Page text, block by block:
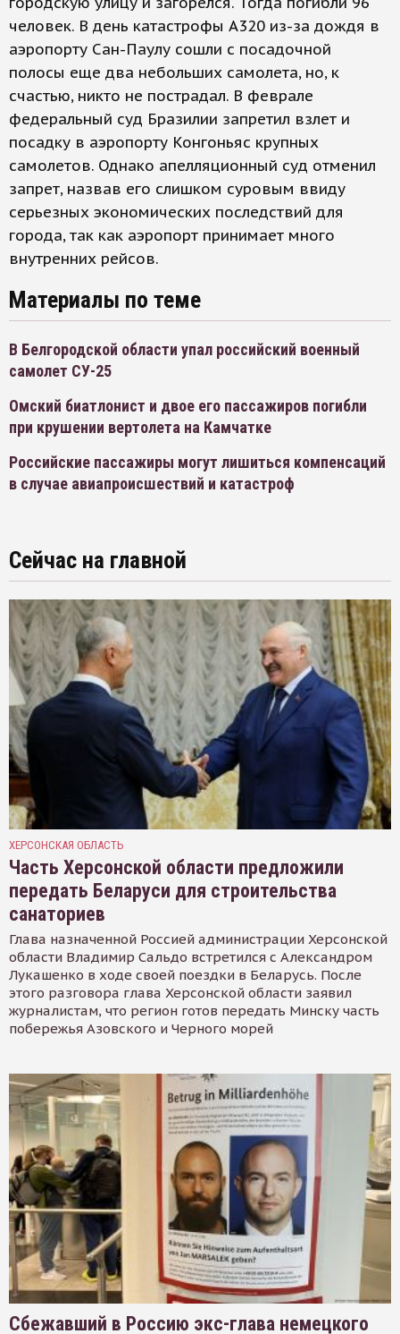
человек. В день катастрофы А320 из-за дождя в
аэропорту Сан-Паулу сошли с посадочной
полосы еще два небольших самолета, но, к
счастью, никто не пострадал. В феврале
федеральный суд Бразилии запретил взлет и
посадку в аэропорту Конгоньяс крупных
самолетов. Однако апелляционный суд отменил
запрет, назвав его слишком суровым ввиду
серьезных экономических последствий для
города, так как аэропорт принимает много
внутренних рейсов.
Материалы по теме
В Белгородской области упал российский военный
самолет СУ-25
Омский биатлонист и двое его пассажиров погибли
при крушении вертолета на Камчатке
Российские пассажиры могут лишиться компенсаций
в случае авиапроисшествий и катастроф
Сейчас на главной
ХЕРСОНСКАЯ ОБЛАСТЬ
Часть Херсонской области предложили
передать Беларуси для строительства
санаториев
Глава назначенной Россией администрации Херсонской
области Владимир Сальдо встретился с Александром
Лукашенко в ходе своей поездки в Беларусь. После
этого разговора глава Херсонской области заявил
журналистам, что регион готов передать Минску часть
побережья Азовского и Черного морей
Сбежавший в Россию экс-глава немецкого